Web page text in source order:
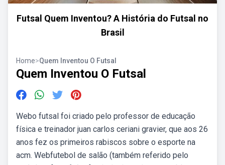
Futsal Quem Inventou? A História do Futsal no
Brasil
Home>Quem Inventou O Futsal
Quem Inventou O Futsal
Webo futsal foi criado pelo professor de educação
física e treinador juan carlos ceriani gravier, que aos 26
anos fez os primeiros rabiscos sobre o esporte na
acm. Webfutebol de salão (também referido pelo